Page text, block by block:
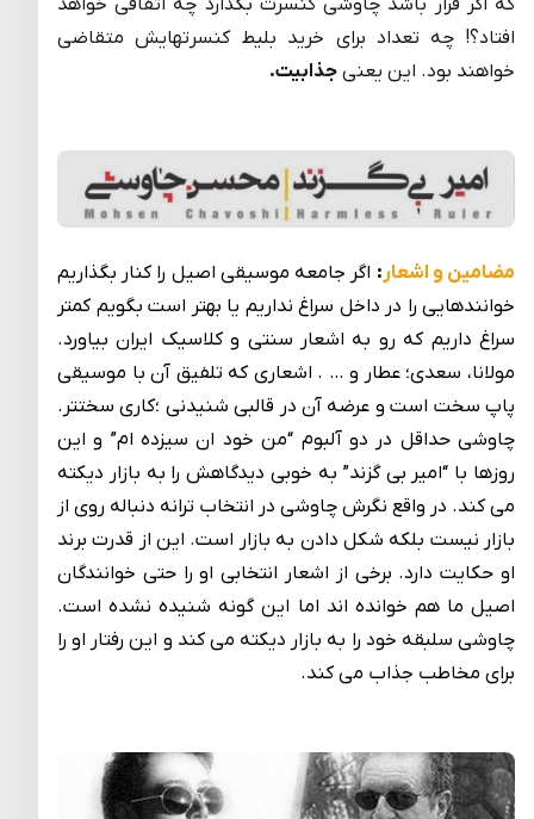
افتاد؟! چه تعداد برای خرید بلیط کنسرتهایش متقاضی
خواهند بود. این یعنی جذابیت.
مضامین و اشعار : اگر جامعه موسیقی اصیل را کنار بگذاریم
خواننده­ایی را در داخل سراغ نداریم یا بهتر است بگویم کمتر
سراغ داریم که رو به اشعار سنتی و کلاسیک ایران بیاورد.
مولانا، سعدی؛ عطار و … . اشعاری که تلفیق آن با موسیقی
پاپ سخت است و عرضه آن در قالبی شنیدنی ؛کاری سخت­تر.
چاوشی حداقل در دو آلبوم “من خود ان سیزده ام” و این
روزها با “امیر بی گزند” به خوبی دیدگاهش را به بازار دیکته
می ­کند. در واقع نگرش چاوشی در انتخاب ترانه دنباله روی از
بازار نیست بلکه شکل دادن به بازار است. این از قدرت برند
او حکایت دارد. برخی از اشعار انتخابی او را حتی خوانندگان
اصیل ما هم خوانده اند اما این گونه شنیده نشده است.
چاوشی سلبقه خود را به بازار دیکته می کند و این رفتار او را
برای مخاطب جذاب می کند.